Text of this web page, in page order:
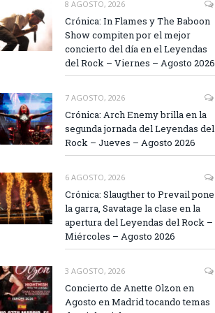
8 AGOSTO, 2026
Crónica: In Flames y The Baboon
Show compiten por el mejor
concierto del día en el Leyendas
del Rock – Viernes – Agosto 2026
7 AGOSTO, 2026
Crónica: Arch Enemy brilla en la
segunda jornada del Leyendas del
Rock – Jueves – Agosto 2026
6 AGOSTO, 2026
Crónica: Slaugther to Prevail pone
la garra, Savatage la clase en la
apertura del Leyendas del Rock –
Miércoles – Agosto 2026
3 AGOSTO, 2026
Concierto de Anette Olzon en
Agosto en Madrid tocando temas